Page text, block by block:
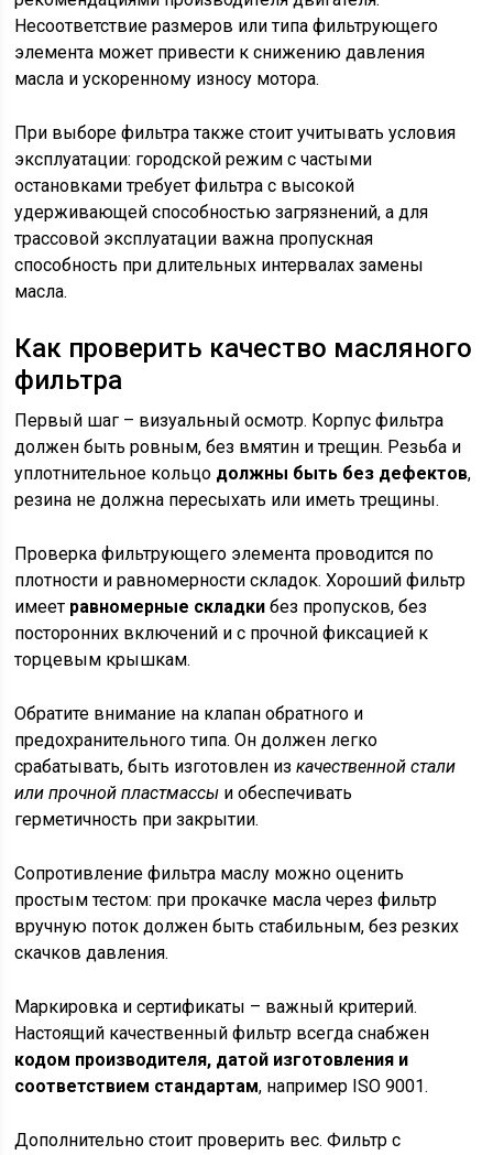
Несоответствие размеров или типа фильтрующего
элемента может привести к снижению давления
масла и ускоренному износу мотора.
При выборе фильтра также стоит учитывать условия
эксплуатации: городской режим с частыми
остановками требует фильтра с высокой
удерживающей способностью загрязнений, а для
трассовой эксплуатации важна пропускная
способность при длительных интервалах замены
масла.
Как проверить качество масляного
фильтра
Первый шаг – визуальный осмотр. Корпус фильтра
должен быть ровным, без вмятин и трещин. Резьба и
уплотнительное кольцо должны быть без дефектов,
резина не должна пересыхать или иметь трещины.
Проверка фильтрующего элемента проводится по
плотности и равномерности складок. Хороший фильтр
имеет равномерные складки без пропусков, без
посторонних включений и с прочной фиксацией к
торцевым крышкам.
Обратите внимание на клапан обратного и
предохранительного типа. Он должен легко
срабатывать, быть изготовлен изкачественной стали
или прочной пластмассы и обеспечивать
герметичность при закрытии.
Сопротивление фильтра маслу можно оценить
простым тестом: при прокачке масла через фильтр
вручную поток должен быть стабильным, без резких
скачков давления.
Маркировка и сертификаты – важный критерий.
Настоящий качественный фильтр всегда снабжен
кодом производителя, датой изготовления и
соответствием стандартам, например ISO 9001.
Дополнительно стоит проверить вес. Фильтр с